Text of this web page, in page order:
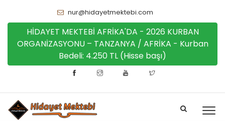
nur@hidayetmektebi.com
HİDAYET MEKTEBİ AFRİKA'DA - 2026 KURBAN
ORGANİZASYONU – TANZANYA / AFRİKA - Kurban
Bedeli: 4.250 TL (Hisse başı)